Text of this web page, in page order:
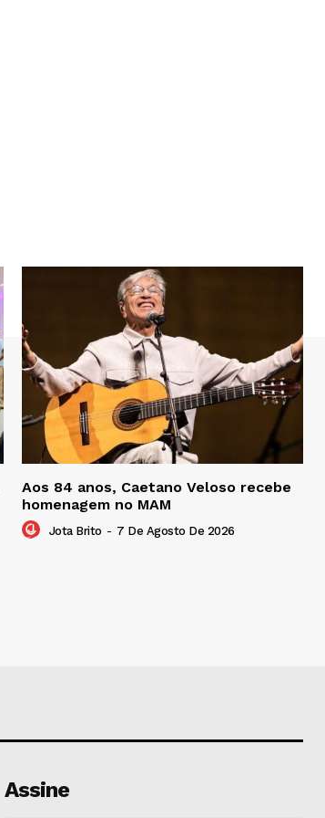
Aos 84 anos, Caetano Veloso recebe
homenagem no MAM
Jota Brito - 7 De Agosto De 2026
Assine